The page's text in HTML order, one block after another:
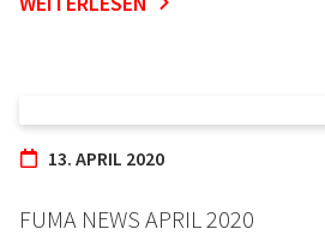
13. APRIL 2020
FUMA NEWS APRIL 2020